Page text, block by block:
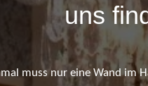
uns
muss nur eine Wand im